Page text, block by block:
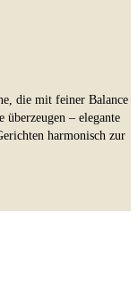
die mit feiner Balance
überzeugen – elegante
harmonisch zur